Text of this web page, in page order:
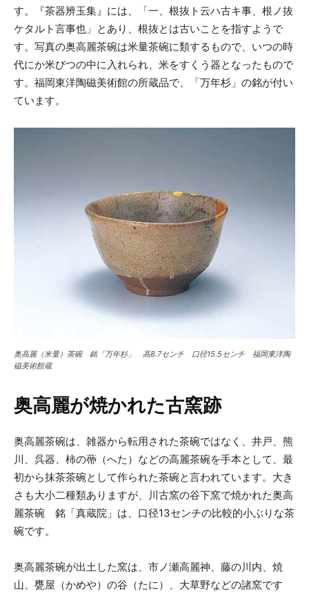
す。『茶器辨玉集』には、「一、根抜ト云ハ古キ事、根ノ抜
ケタルト言事也」とあり、根抜とは古いことを指すようで
す。写真の奥高麗茶碗は米量茶碗に類するもので、いつの時
代にか米びつの中に入れられ、米をすくう器となったもので
す。福岡東洋陶磁美術館の所蔵品で、「万年杉」の銘が付い
ています。
奥高麗（米量）茶碗 銘「万年杉」 高8.7センチ 口径15.5センチ 福岡東洋陶
磁美術館蔵
奥高麗が焼かれた古窯跡
奥高麗茶碗は、雑器から転用された茶碗ではなく、井戸、熊
川、呉器、柿の蔕（へた）などの高麗茶碗を手本として、最
初から抹茶茶碗として作られた茶碗と言われています。大き
さも大小二種類ありますが、川古窯の谷下窯で焼かれた奥高
麗茶碗 銘「真蔵院」は、口径13センチの比較的小ぶりな茶
碗です。
奥高麗茶碗が出土した窯は、市ノ瀬高麗神、藤の川内、焼
山、甕屋（かめや）の谷（たに）、大草野などの諸窯です